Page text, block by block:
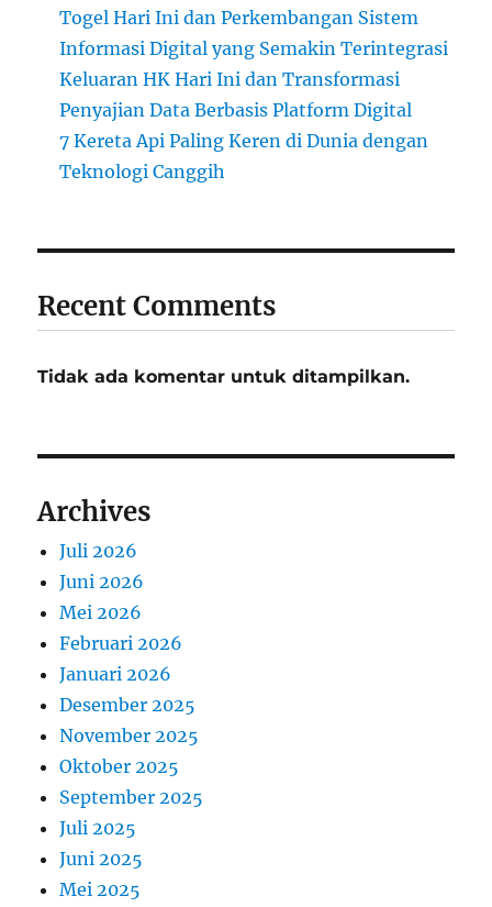
Togel Hari Ini dan Perkembangan Sistem
Informasi Digital yang Semakin Terintegrasi
Keluaran HK Hari Ini dan Transformasi
Penyajian Data Berbasis Platform Digital
7 Kereta Api Paling Keren di Dunia dengan
Teknologi Canggih
Recent Comments
Tidak ada komentar untuk ditampilkan.
Archives
Juli 2026
Juni 2026
Mei 2026
Februari 2026
Januari 2026
Desember 2025
November 2025
Oktober 2025
September 2025
Juli 2025
Juni 2025
Mei 2025